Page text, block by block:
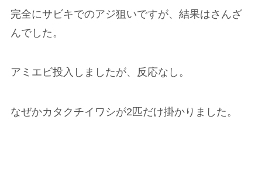
完全にサビキでのアジ狙いですが、結果はさんざ
んでした。
アミエビ投入しましたが、反応なし。
なぜかカタクチイワシが2匹だけ掛かりました。